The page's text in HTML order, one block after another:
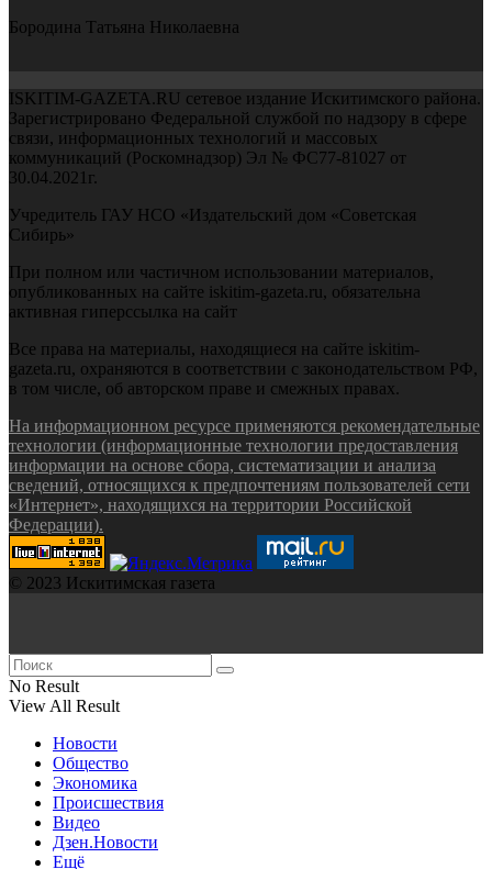
Бородина Татьяна Николаевна
ISKITIM-GAZETA.RU сетевое издание Искитимского района.
Зарегистрировано Федеральной службой по надзору в сфере
связи, информационных технологий и массовых
коммуникаций (Роскомнадзор) Эл № ФС77-81027 от
30.04.2021г.
Учредитель ГАУ НСО «Издательский дом «Советская
Сибирь»
При полном или частичном использовании материалов,
опубликованных на сайте iskitim-gazeta.ru, обязательна
активная гиперссылка на сайт
Все права на материалы, находящиеся на сайте iskitim-
gazeta.ru, охраняются в соответствии с законодательством РФ,
в том числе, об авторском праве и смежных правах.
На информационном ресурсе применяются рекомендательные
технологии (информационные технологии предоставления
информации на основе сбора, систематизации и анализа
сведений, относящихся к предпочтениям пользователей сети
«Интернет», находящихся на территории Российской
Федерации).
© 2023 Искитимская газета
No Result
View All Result
Новости
Общество
Экономика
Происшествия
Видео
Дзен.Новости
Ещё